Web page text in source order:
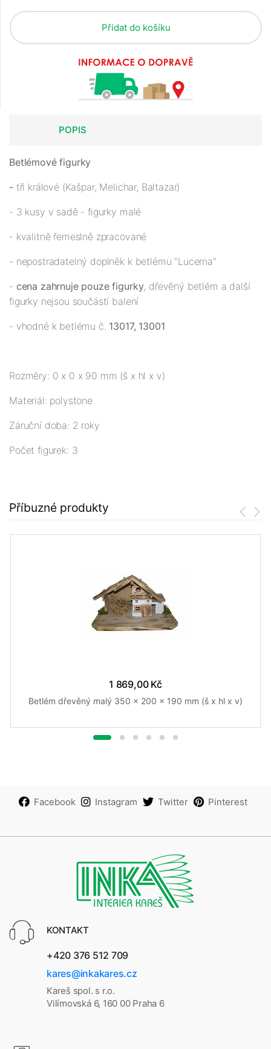
Přidat do košíku
POPIS
Betlémové figurky
- tři králové (Kašpar, Melichar, Baltazar)
- 3 kusy v sadě - figurky malé
- kvalitně řemeslně zpracované
- nepostradatelný doplněk k betlému "Lucerna"
- cena zahrnuje pouze figurky, dřevěný betlém a další
figurky nejsou součástí balení
- vhodné k betlému č. 13017, 13001
Rozměry: 0 x 0 x 90 mm (š x hl x v)
Materiál: polystone
Záruční doba: 2 roky
Počet figurek: 3
Příbuzné produkty
1 869,00 Kč
Betlém dřevěný malý 350 x 200 x 190 mm (š x hl x v)
Facebook Instagram Twitter Pinterest
KONTAKT
+420 376 512 709
kares@inkakares.cz
Kareš spol. s r.o.
Vilímovská 6, 160 00 Praha 6